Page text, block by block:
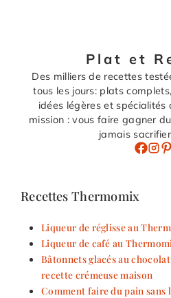
Plat et
Des milliers de recettes
tous les jours: plats
idées légères et spécialités
mission : vous faire gagner
jamais
Recettes Thermomix
Liqueur de réglisse au
Liqueur de café au
Bâtonnets glacés au
recette crémeuse maison
Comment faire du pain sans